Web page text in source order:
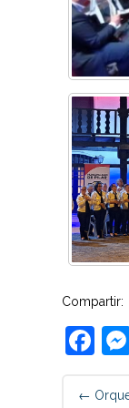
Compartir:
Post
←